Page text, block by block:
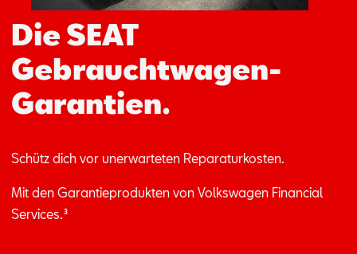
Die SEAT
Gebrauchtwagen-
Garantien.
Schütz dich vor un­er­war­te­ten Re­pa­ra­tur­kos­ten.
Mit den Ga­ran­tie­pro­duk­ten von Volks­wa­gen Fi­nan­ci­al
Ser­vices.³